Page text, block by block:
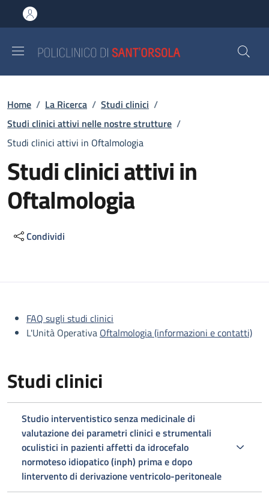
al contenuto principale
to footer content
Briciole di pane
Home / La Ricerca / Studi clinici /
Studi clinici attivi nelle nostre strutture /
Studi clinici attivi in Oftalmologia
Studi clinici attivi in
Oftalmologia
Condividi
Descrizione
FAQ sugli studi clinici
L'Unità Operativa Oftalmologia (informazioni e contatti)
Studi clinici
Studio interventistico senza medicinale di
valutazione dei parametri clinici e strumentali
oculistici in pazienti affetti da idrocefalo
normoteso idiopatico (inph) prima e dopo
lintervento di derivazione ventricolo-peritoneale